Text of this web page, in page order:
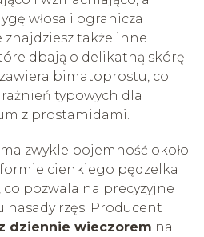
włosa i ogranicza
znajdziesz także inne
dbają o delikatną skórę
bimatoprostu, co
typowych dla
z prostamidami.
zwykle pojemność około
cienkiego pędzelka
pozwala na precyzyjne
nasady rzęs. Producent
dziennie wieczorem na